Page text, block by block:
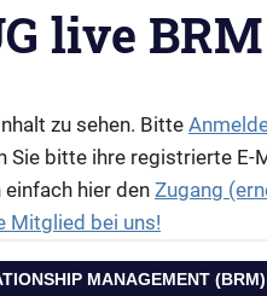
live
zu sehen. Bitte
Sie bitte ihre registrierte E-
hier den Zugang
Mitglied bei uns!
MANAGEMENT (BRM)